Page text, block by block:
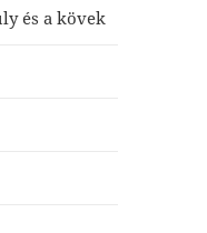
és a kövek